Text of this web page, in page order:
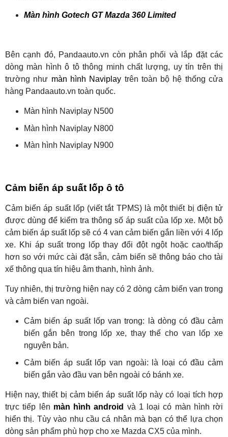
Màn hình Gotech GT Mazda 360 Limited
Bên cạnh đó, Pandaauto.vn còn phân phối và lắp đặt các
dòng màn hình ô tô thông minh chất lượng, uy tín trên thị
trường như màn hình Naviplay trên toàn bộ hệ thống cửa
hàng Pandaauto.vn toàn quốc.
Màn hình Naviplay N500
Màn hình Naviplay N800
Màn hình Naviplay N900
Cảm biến áp suất lốp ô tô
Cảm biến áp suất lốp (viết tắt TPMS) là một thiết bị điện tử
được dùng để kiểm tra thông số áp suất của lốp xe. Một bộ
cảm biến áp suất lốp sẽ có 4 van cảm biến gắn liền với 4 lốp
xe. Khi áp suất trong lốp thay đổi đột ngột hoặc cao/thấp
hơn so với mức cài đặt sẵn, cảm biến sẽ thông báo cho tài
xế thông qua tín hiệu âm thanh, hình ảnh.
Tuy nhiên, thị trường hiện nay có 2 dòng cảm biến van trong
và cảm biến van ngoài.
Cảm biến áp suất lốp van trong: là dòng có đầu cảm
biến gắn bên trong lốp xe, thay thế cho van lốp xe
nguyên bản.
Cảm biến áp suất lốp van ngoài: là loại có đầu cảm
biến gắn vào đầu van bên ngoài có bánh xe.
Hiện nay, thiết bị cảm biến áp suất lốp này có loại tích hợp
trực tiếp lên màn hình android và 1 loại có màn hình rời
hiển thị. Tùy vào nhu cầu cá nhân mà bạn có thể lựa chọn
dòng sản phẩm phù hợp cho xe Mazda CX5 của mình.